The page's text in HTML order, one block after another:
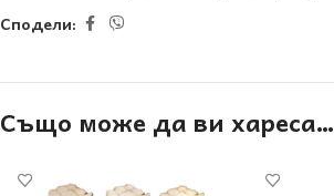
Сподели:
Също може да ви хареса…